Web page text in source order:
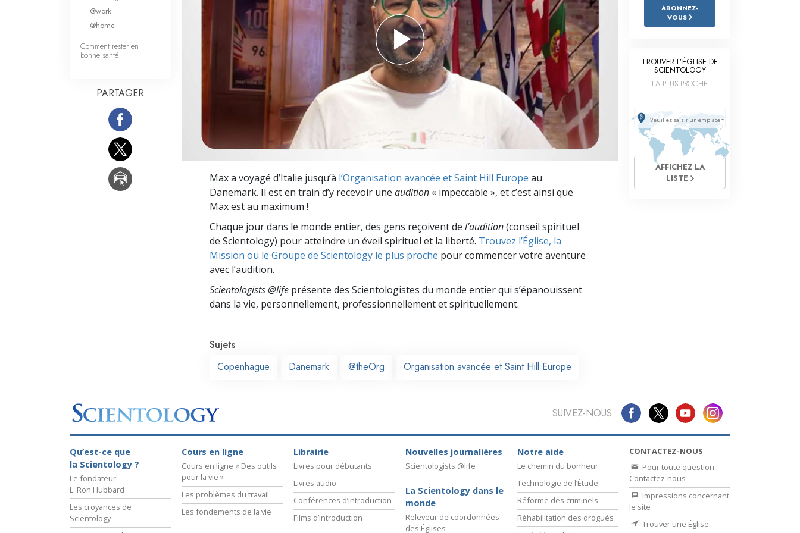
Qu’est-ce que la grandeur ? L’échelle des tons émotionnels
Réponses aux drogues
Les enfants
Des outils pour le monde du travail
L’éthique et les conditions
La raison de l’oppression
Les investigations
Les fondements de l’organisation
Max a voyagé d’Italie jusqu’à l’Organisation avancée et Saint Hill Europe au
Danemark. Il est en train d’y recevoir une audition « impeccable », et c’est ainsi que
Max est au maximum !
Chaque jour dans le monde entier, des gens reçoivent de l’audition(conseil spirituel
de Scientology) pour atteindre un éveil spirituel et la liberté. Trouvez l’Église, la
Mission ou le Groupe de Scientology le plus proche pour commencer votre aventure
avec l’audition.
Scientologists @life présente des Scientologistes du monde entier qui s’épanouissent
dans la vie, personnellement, professionnellement et spirituellement.
Sujets
Copenhague
Danemark @theOrg Organisation avancée et Saint Hill Europe
@work
@home
Comment rester en
bonne santé
PARTAGER
ABONNEZ-
VOUS
TROUVER L’ÉGLISE DE
SCIENTOLOGY
LA PLUS PROCHE
AFFICHEZ LA
LISTE
SUIVEZ-NOUS
Qu’est-ce que
la Scientology ?
Le fondateur
L. Ron Hubbard
Les croyances de
Scientology
Cours en ligne
Cours en ligne « Des outils
pour la vie »
Les problèmes du travail
Les fondements de la vie
Librairie
Livres pour débutants
Livres audio
Conférences d’introduction
Films d’introduction
Nouvelles journalières
Scientologists @life
La Scientology dans le
monde
Releveur de coordonnées
des Églises
Notre aide
Le chemin du bonheur
Technologie de l’Étude
Réforme des criminels
Réhabilitation des drogués
CONTACTEZ-NOUS
Pour toute question :
Contactez-nous
Impressions concernant
le site
Trouver une Église